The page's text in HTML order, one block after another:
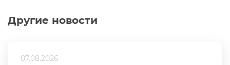
Другие новости
07.08.2026